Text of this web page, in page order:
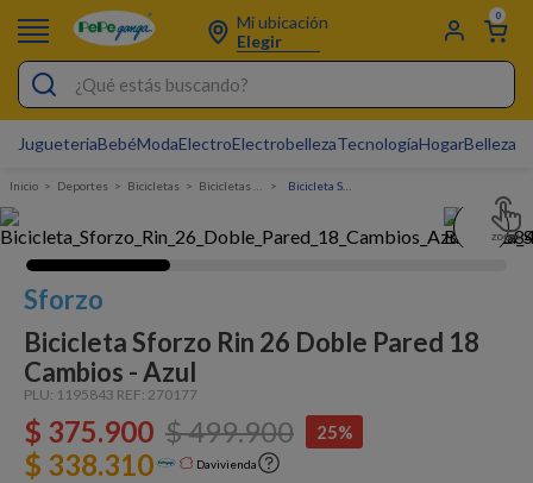
Mi ubicación
Elegir
0
¿Qué estás buscando?
JugueteriaBebéModaElectroElectrobellezaTecnologíaHogarBelleza
Deportes bicicletas Bicicletas de Montaña
Sforzo
Bicicleta Sforzo Rin 26 Doble Pared 18
Cambios - Azul
PLU: 1195843 REF: 270177
$ 375.900 $499.900 25%
$ 338.310 Davivienda
Electro
Figuras Toy Story
Carters
Silla Mecedora Bebé
Bebes
Cartas Pokemon